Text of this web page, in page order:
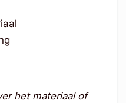
het materiaal of